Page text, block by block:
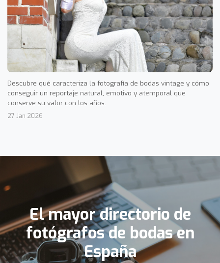
Descubre qué caracteriza la fotografía de bodas vintage y cómo
conseguir un reportaje natural, emotivo y atemporal que
conserve su valor con los años.
27 Jan 2026
El mayor directorio de
fotógrafos de bodas en
España